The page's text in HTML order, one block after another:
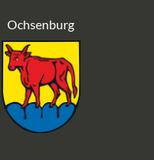
Ochsenburg